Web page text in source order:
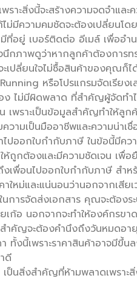
พราะสิ่งนี้จะสร้างความจดจำแ
ม่มีความคมชัดจะต้องเปลี่ยนโ
ที่อยู่ เบอร์ติดต่อ อีเมล์ เพื่ออ
นึกภาพดูว่าหากลูกค้าต้องการ
เปลี่ยนใจไม่ซื้อสินค้าของคุณก็ไ
หรือโปรแกรมจัดเรียง
ไม่มีผิดพลาด ที่สำคัญผู้จัดทำ
พราะเป็นข้อมูลสำคัญทำให้ลูก
วามเป็นมืออาชีพและความน่าเ
ออกใบกำกับภาษี ในข้อนี้มีคว
ห้ถูกต้องและมีความชัดเจน เพื่
ถึงเพื่อนไปออกใบกำกับภาษี
ใหม่และแน่นอนว่านอกจากเสี
ในการจัดส่งเอกสาร คุณจะต้อ
เก้อ นอกจากจะทำให้องค์กรข
ำคัญจะต้องคำนึงถึงวันหมดอา
า ทั้งนี้เพราะราคาสินค้าอาจมี
ดี
เป็นสิ่งสำคัญที่ห้ามพลาดเพรา